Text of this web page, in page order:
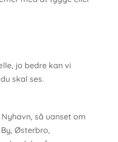
jo bedre kan vi
skal ses.
så uanset om
Østerbro,